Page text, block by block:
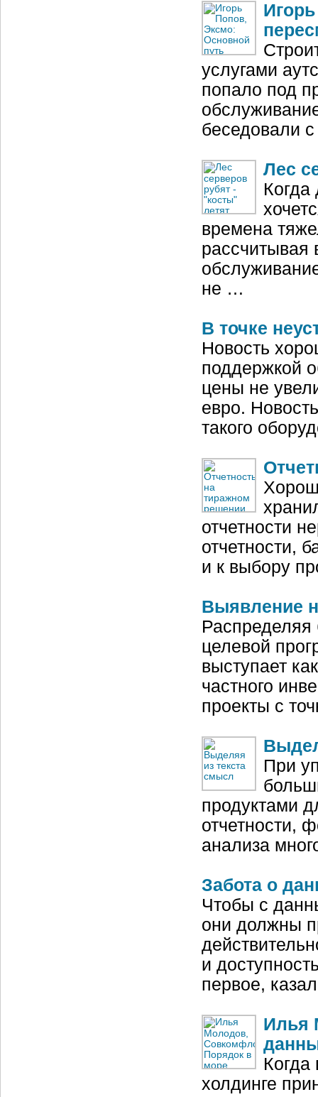
услугами
попало под
беседовали
Лес
Когда
времена
рассчитывая
не …
В точке
Новость
поддержкой
цены не
евро.
такого
отчетности
отчетности,
и к выбору
Выявление
целевой
выступает
частного
проекты с
При
продуктами
отчетности,
анализа
Забота о
Чтобы с
они должны
и
первое,
Илья
Когда
холдинге